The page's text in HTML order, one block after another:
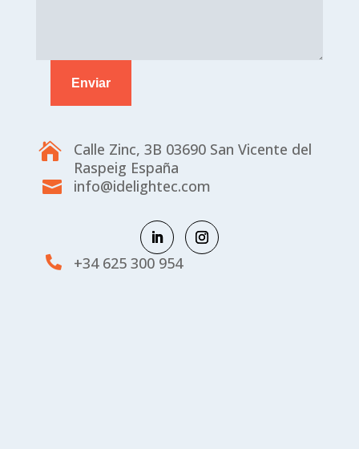
Enviar

Calle Zinc, 3B 03690 San Vicente del
Raspeig España
 info@idelightec.com
 +34 625 300 954